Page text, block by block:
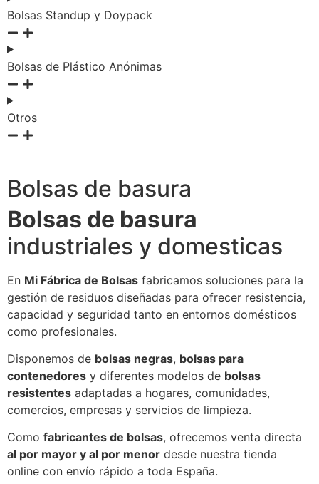
Bolsas Standup y Doypack
Bolsas de Plástico Anónimas
Otros
Bolsas de basura
Bolsas de basura
industriales y domesticas
En Mi Fábrica de Bolsas fabricamos soluciones para la
gestión de residuos diseñadas para ofrecer resistencia,
capacidad y seguridad tanto en entornos domésticos
como profesionales.
Disponemos de bolsas negras, bolsas para
contenedores y diferentes modelos de bolsas
resistentes adaptadas a hogares, comunidades,
comercios, empresas y servicios de limpieza.
Como fabricantes de bolsas, ofrecemos venta directa
al por mayor y al por menor desde nuestra tienda
online con envío rápido a toda España.